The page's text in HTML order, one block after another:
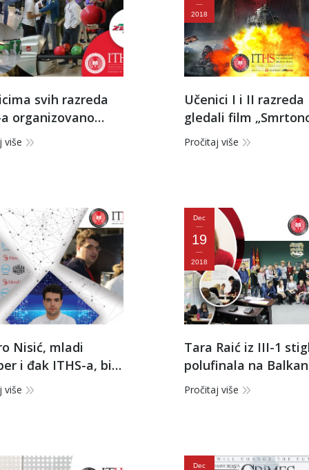
svih razreda
organizovano
više
2018
Učenici I i II razreda
gledali film
mašine”
Pročitaj više
Nisić, mladi
i đak ITHS-a, bio
Games.conu
više
Dec
19
2018
Tara Raić iz III-1
polufinala na
debatnoj akademiji u
Skoplju
Pročitaj više
Dec